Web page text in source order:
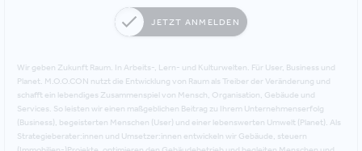
JETZT ANMELDEN
Wir geben Zukunft Raum. In Arbeits-, Lern- und Kulturwelten. Für User, Business und
Planet. M.O.O.CON nutzt die Entwicklung von Raum als Treiber der Veränderung und
schafft ein lebendiges Zusammenspiel von Mensch, Organisation, Gebäude und
Services. So leisten wir einen maßgeblichen Beitrag zu Ihrem Unternehmenserfolg
(Business), begeisterten Menschen (User) und einer lebenswerten Umwelt (Planet). Als
Strategieberater:innen und Umsetzer:innen entwickeln wir Gebäude, steuern